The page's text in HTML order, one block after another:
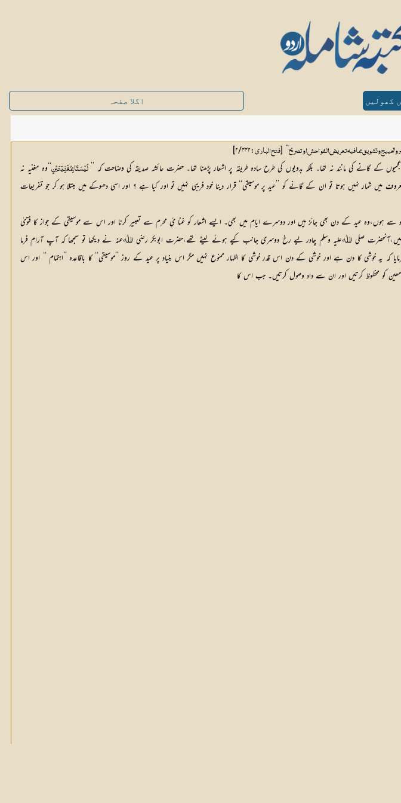
کھولیں اگلا صفحہ
و تحییج و تشویق بما فیہ تعریض الفواحش او تصریح ‘‘ [فتح الباری :۲/۴۴۲]
لَیْسَتَا بِمُغَنِّیَتَیْنِ
عید کے دن بھی جائز ہیں اور دوسرے ایام میں بھی۔ ایسے اشعار کو غنا ئِ محرم سے تعبیر کرنا اور اس سے موسیقی کے جواز کا فتویٰ
صلی اﷲعلیہ وسلم چادر لیے رخ دوسری جانب کیے ہوئے لیٹے تھے،حضرت ابوبکر رضی اﷲعنہ نے دیکھا تو سمجھا کہ آپ آرام فرما
یہ خوشی کا دن ہے اور خوشی کے دن اس قدر خوشی کا اظہار ممنوع نہیں مگر اس بنیاد پر عید کے روز ’’موسیقی‘‘ کا باقاعدہ ’’اہتمام ‘‘ اور اس
سامعین کو محظوظ کرتیں اور ان سے داد وصول کرتیں۔ جب اس کا